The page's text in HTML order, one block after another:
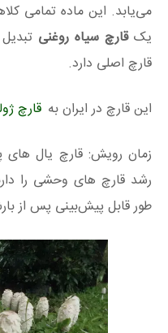
می‌یابد. این ماده تمامی
یکقارچ سیاه روغنی
قارچ اصلی دارد.
این قارچ در ایران به قارچ
زمان رویش: قارچ یال های
رشد قارچ های وحشی را
طور قابل پیش‌بینی پس از